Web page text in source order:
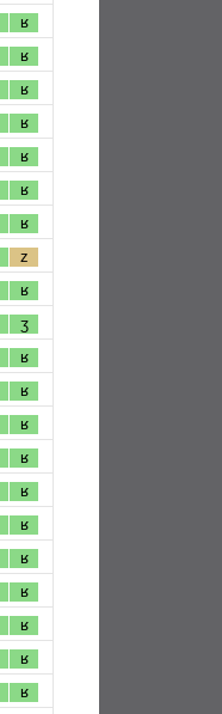
ʁ
ʁ
ʁ
ʁ
ʁ
ʁ
ʁ
z
ʁ
ʒ
ʁ
ʁ
ʁ
ʁ
ʁ
ʁ
ʁ
ʁ
ʁ
ʁ
ʁ